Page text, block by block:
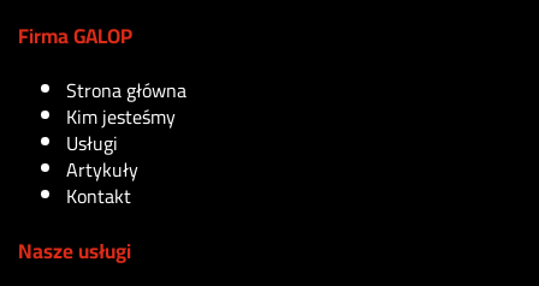
Firma GALOP
Strona główna
Kim jesteśmy
Usługi
Artykuły
Kontakt
Nasze usługi